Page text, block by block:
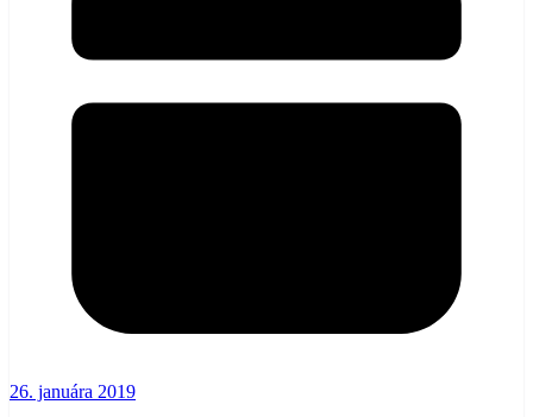
26. januára 2019